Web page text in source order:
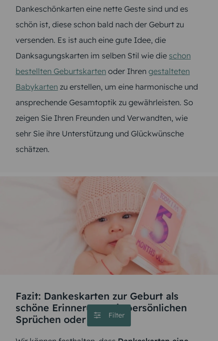
Filter
Dankeschönkarten eine nette Geste sind und es
schön ist, diese schon bald nach der Geburt zu
versenden. Es ist auch eine gute Idee, die
Danksagungskarten im selben Stil wie die schon
bestellten Geburtskarten oder Ihren gestalteten
Babykarten zu erstellen, um eine harmonische und
ansprechende Gesamtoptik zu gewährleisten. So
zeigen Sie Ihren Freunden und Verwandten, wie
sehr Sie ihre Unterstützung und Glückwünsche
schätzen.
Fazit: Dankeskarten zur Geburt als
schöne Erinnerung mit persönlichen
Sprüchen oder Texten